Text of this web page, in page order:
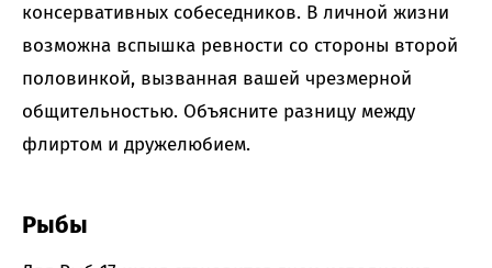
консервативных собеседников. В личной жизни
возможна вспышка ревности со стороны второй
половинкой, вызванная вашей чрезмерной
общительностью. Объясните разницу между
флиртом и дружелюбием.
Рыбы